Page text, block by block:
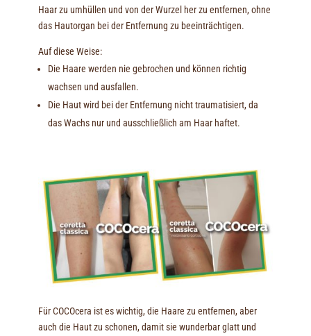
Haar zu umhüllen und von der Wurzel her zu entfernen, ohne
das Hautorgan bei der Entfernung zu beeinträchtigen.
Auf diese Weise:
Die Haare werden nie gebrochen und können richtig
wachsen und ausfallen.
Die Haut wird bei der Entfernung nicht traumatisiert, da
das Wachs nur und ausschließlich am Haar haftet.
Für COCOcera ist es wichtig, die Haare zu entfernen, aber
auch die Haut zu schonen, damit sie wunderbar glatt und